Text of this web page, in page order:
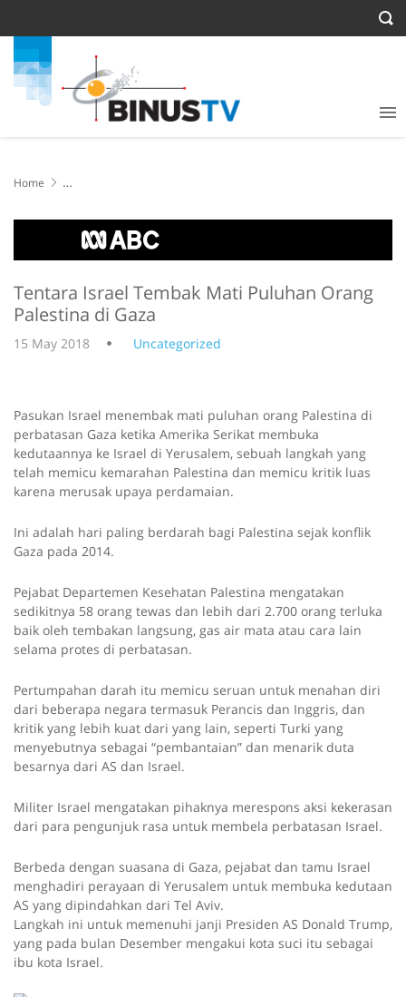
Home
Tentara Israel Tembak Mati Puluhan Orang
Palestina di Gaza
15 May 2018 Uncategorized
Pasukan Israel menembak mati puluhan orang Palestina di
perbatasan Gaza ketika Amerika Serikat membuka
kedutaannya ke Israel di Yerusalem, sebuah langkah yang
telah memicu kemarahan Palestina dan memicu kritik luas
karena merusak upaya perdamaian.
Ini adalah hari paling berdarah bagi Palestina sejak konflik
Gaza pada 2014.
Pejabat Departemen Kesehatan Palestina mengatakan
sedikitnya 58 orang tewas dan lebih dari 2.700 orang terluka
baik oleh tembakan langsung, gas air mata atau cara lain
selama protes di perbatasan.
Pertumpahan darah itu memicu seruan untuk menahan diri
dari beberapa negara termasuk Perancis dan Inggris, dan
kritik yang lebih kuat dari yang lain, seperti Turki yang
menyebutnya sebagai “pembantaian” dan menarik duta
besarnya dari AS dan Israel.
Militer Israel mengatakan pihaknya merespons aksi kekerasan
dari para pengunjuk rasa untuk membela perbatasan Israel.
Berbeda dengan suasana di Gaza, pejabat dan tamu Israel
menghadiri perayaan di Yerusalem untuk membuka kedutaan
AS yang dipindahkan dari Tel Aviv.
Langkah ini untuk memenuhi janji Presiden AS Donald Trump,
yang pada bulan Desember mengakui kota suci itu sebagai
ibu kota Israel.